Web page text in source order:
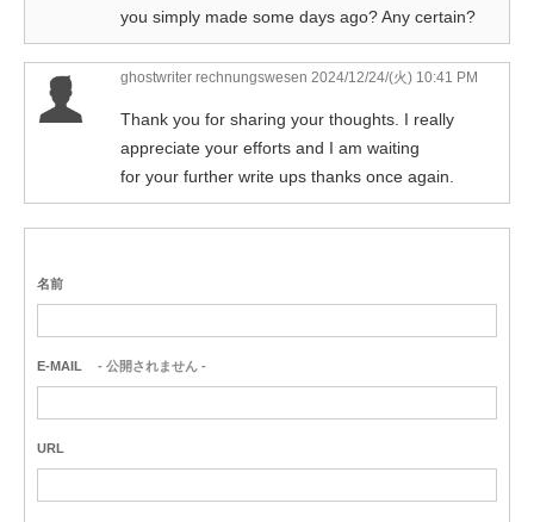
you simply made some days ago? Any certain?
ghostwriter rechnungswesen 2024/12/24/(火) 10:41 PM
Thank you for sharing your thoughts. I really
appreciate your efforts and I am waiting
for your further write ups thanks once again.
名前
E-MAIL - 公開されません -
URL